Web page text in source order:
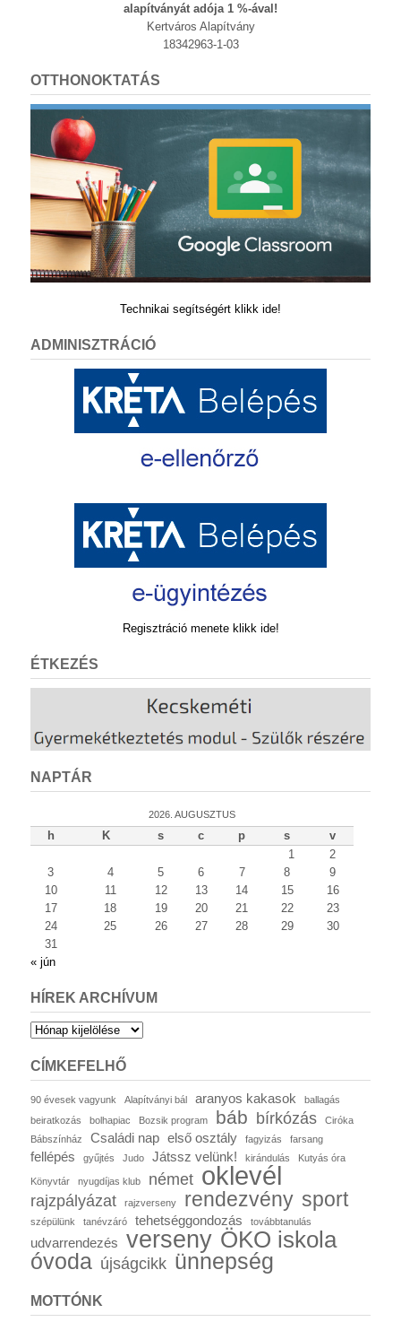
alapítványát adója 1 %-ával!
Kertváros Alapítvány
18342963-1-03
OTTHONOKTATÁS
Technikai segítségért klikk ide!
ADMINISZTRÁCIÓ
Regisztráció menete klikk ide!
ÉTKEZÉS
NAPTÁR
2026. AUGUSZTUS
h K s c p s
v
1
2
3
4 5 6 7 8
9
10
11 12 13 14 15
16
17
18 19 20 21 22
23
24
25 26 27 28 29
30
31
« jún
HÍREK ARCHÍVUM
Hírek
CÍMKEFELHŐ
90 évesek vagyunk Alapítványi bál aranyos kakasok
ballagás
beiratkozás
bolhapiac Bozsik program báb bírkózás
Ciróka
Bábszínház
Családi nap első osztály fagyizás farsang
fellépés gyűjtés Judo Játssz velünk! kirándulás Kutyás óra
Könyvtár nyugdíjas klub német oklevél
rajzpályázat rajzverseny rendezvény sport
szépülünk tanévzáró tehetséggondozás továbbtanulás
udvarrendezés verseny ÖKO iskola
óvoda újságcikk ünnepség
MOTTÓNK